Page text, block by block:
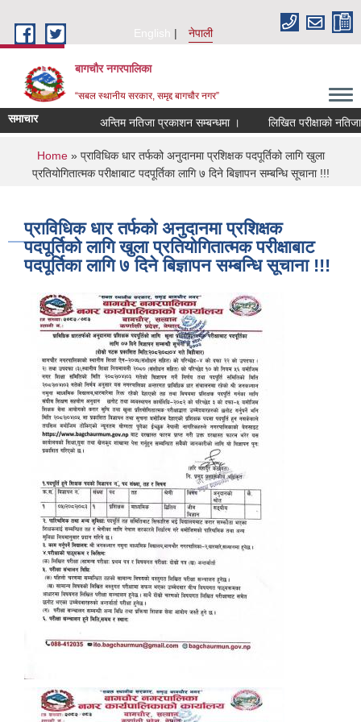
English
नेपाली
बागचौर नगरपालिका
“सबल स्थानीय सरकार, समृद्द बागचौर नगर”
समाचार अन्तिम नतिजा प्रकाशन सम्बन्धमा । लिखित परीक्षाको नतिजा
You are here
Home» प्राविधिक धार तर्फको अनुदानमा प्रशिक्षक पदपूर्तिको लागि खुला
प्रतियोगितात्मक परीक्षाबाट पदपूर्तिका लागि ७ दिने बिज्ञापन सम्बन्धि सूचाना !!!
प्राविधिक धार तर्फको अनुदानमा प्रशिक्षक
पदपूर्तिको लागि खुला प्रतियोगितात्मक परीक्षाबाट
पदपूर्तिका लागि ७ दिने बिज्ञापन सम्बन्धि सूचाना !!!